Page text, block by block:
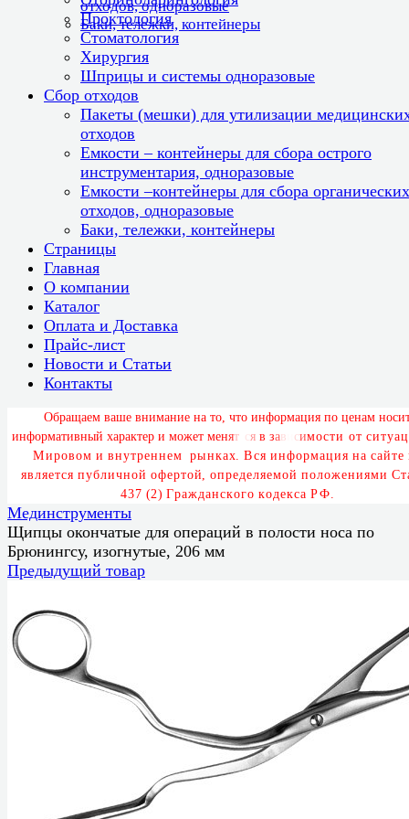
отходов, одноразовые
Баки, тележки, контейнеры
Проктология
Стоматология
Хирургия
Шприцы и системы одноразовые
Сбор отходов
Пакеты (мешки) для утилизации
отходов
Емкости – контейнеры для сбора острого
инструментария, одноразовые
Емкости –контейнеры для сбора органических
отходов, одноразовые
Баки, тележки, контейнеры
Страницы
Главная
О компании
Каталог
Оплата и Доставка
Прайс-лист
Новости и Статьи
Контакты
Обращаем ваше внимание на то, что информация по ценам носи
информативный характер и может менят ь ся в зав исимости от ситуац
Мировом и внутреннем рынках. Вся информация на сайте
является публичной офертой, определяемой положениями Ст
437 (2) Гражданского кодекса РФ.
Мединструменты
Щипцы окончатые для операций в полости носа по
Брюнингсу, изогнутые, 206 мм
Предыдущий товар